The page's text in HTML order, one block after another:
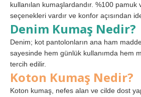
kullanılan kumaşlardandır. %100 pamuk
seçenekleri vardır ve konfor açısından
Denim Kumaş Nedir?
Denim; kot pantolonların ana ham
sayesinde hem günlük kullanımda hem
tercih edilir.
Koton Kumaş Nedir?
Koton kumaş, nefes alan ve cilde dost